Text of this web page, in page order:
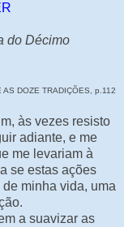
do Décimo
AS DOZE TRADIÇÕES, p.112
às vezes resisto
adiante, e me
me levariam à
se estas ações
minha vida, uma
a suavizar as